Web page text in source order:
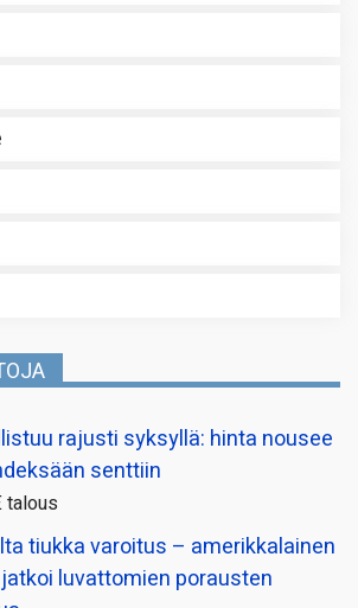
rajusti syksyllä: hinta nousee
senttiin
talous
tiukka varoitus – amerikkalainen
luvattomien porausten